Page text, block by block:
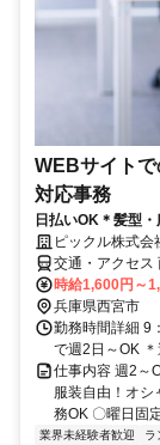
WEBサイトで
対応事務
日払いOK＊髪型
ピックル株式
交通・アクセス
時給1,600円～
兵庫県西宮市
勤務時間詳細 9
で週2日～OK
仕事内容 週2～
服装自由！オシ
務OK 〇曜日固
業界未経験者歓迎 ラ